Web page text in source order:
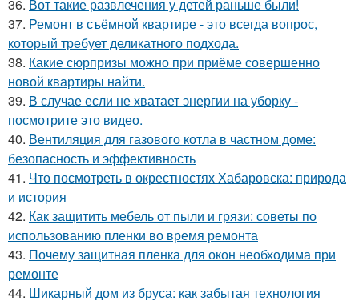
36. Вот такие развлечения у детей раньше были!
37. Ремонт в съёмной квартире - это всегда вопрос,
который требует деликатного подхода.
38. Какие сюрпризы можно при приёме совершенно
новой квартиры найти.
39. В случае если не хватает энергии на уборку -
посмотрите это видео.
40. Вентиляция для газового котла в частном доме:
безопасность и эффективность
41. Что посмотреть в окрестностях Хабаровска: природа
и история
42. Как защитить мебель от пыли и грязи: советы по
использованию пленки во время ремонта
43. Почему защитная пленка для окон необходима при
ремонте
44. Шикарный дом из бруса: как забытая технология